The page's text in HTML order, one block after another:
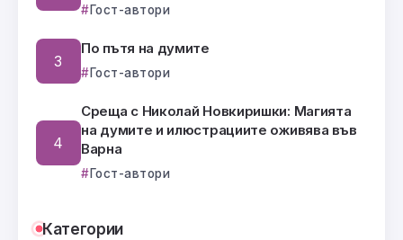
Гост-автори
По пътя на думите
Гост-автори
Среща с Николай Новкиришки: Магията
на думите и илюстрациите оживява във
Варна
Гост-автори
Категории